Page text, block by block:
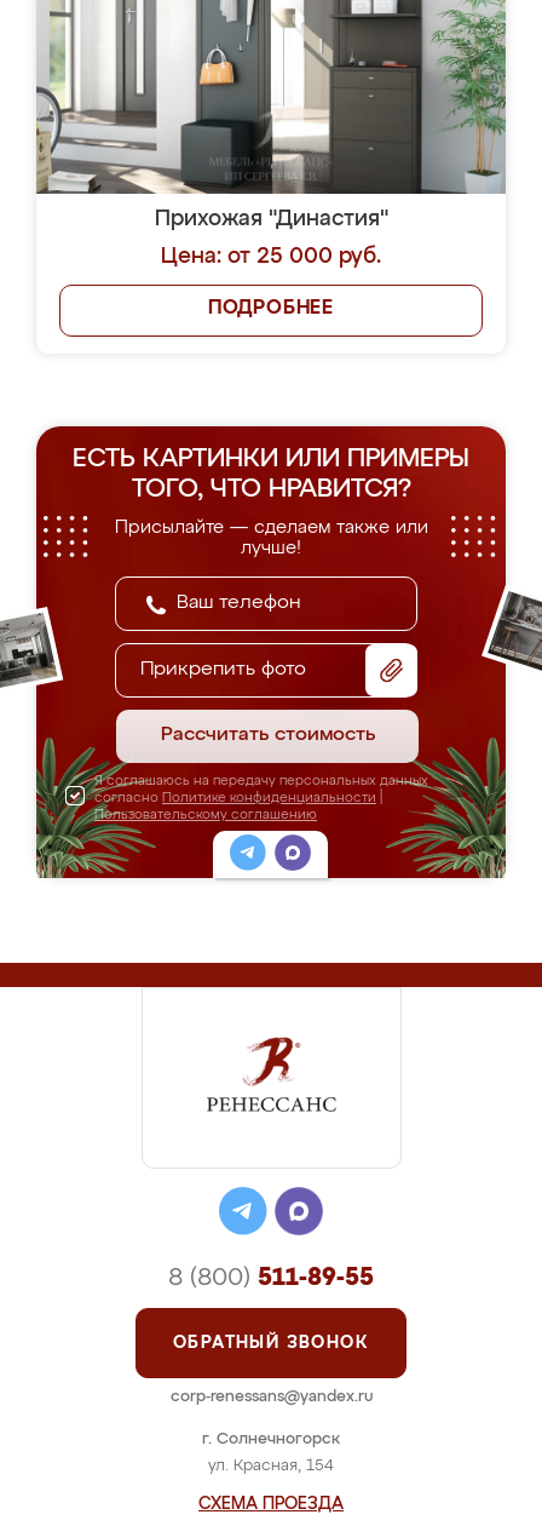
Прихожая "Династия"
Цена: от 25 000 руб.
ПОДРОБНЕЕ
ЕСТЬ КАРТИНКИ ИЛИ ПРИМЕРЫ
ТОГО, ЧТО НРАВИТСЯ?
Присылайте — сделаем также или
лучше!
Прикрепить фото
Рассчитать стоимость
Я соглашаюсь на передачу персональных данных
согласно Политике конфиденциальности
Пользовательскому соглашению
г. Солнечногорск
ул. Красная, 154
СХЕМА ПРОЕЗДА
8 (800) 511-89-55
ОБРАТНЫЙ ЗВОНОК
corp-renessans@yandex.ru